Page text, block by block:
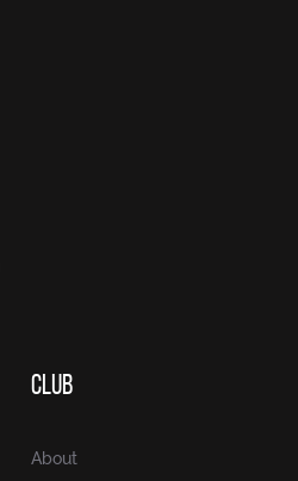
CLUB
About